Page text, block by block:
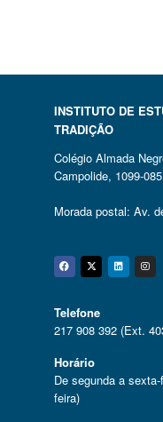
INSTITUTO DE
TRADIÇÃO
Colégio Almada
Campolide, 1099-
Morada postal: Av.
Twitter
Telefone
217 908 392 (Ext.
Horário
De segunda a
feira)